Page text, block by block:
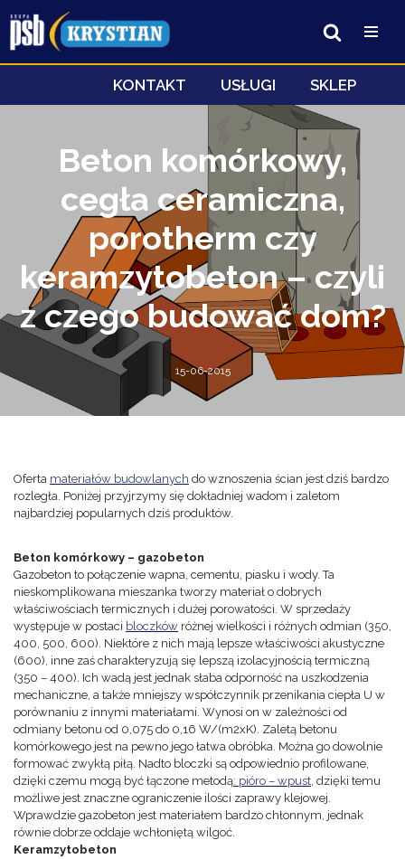
Przejdź
do
KONTAKT USŁUGI SKLEP
Beton komórkowy,
cegła ceramiczna,
porotherm czy
keramzytobeton – czyli
z czego budować dom?
15-06-2015
Oferta materiałów budowlanych do wznoszenia ścian jest dziś bardzo
rozległa. Poniżej przyjrzymy się dokładniej wadom i zaletom
najbardziej popularnych dziś produktów.
Beton komórkowy – gazobeton
Gazobeton to połączenie wapna, cementu, piasku i wody. Ta
nieskomplikowana mieszanka tworzy materiał o dobrych
właściwościach termicznych i dużej porowatości. W sprzedaży
występuje w postaci bloczków różnej wielkości i różnych odmian (350,
400, 500, 600). Niektóre z nich mają lepsze właściwości akustyczne
(600), inne zaś charakteryzują się lepszą izolacyjnością termiczną
(350 – 400). Ich wadą jest jednak słaba odporność na uszkodzenia
mechaniczne, a także mniejszy współczynnik przenikania ciepła U w
porównaniu z innymi materiałami. Wynosi on w zależności od
odmiany betonu od 0,075 do 0,16 W/(m2xK). Zaletą betonu
komórkowego jest na pewno jego łatwa obróbka. Można go dowolnie
formować zwykłą piłą. Nadto bloczki są odpowiednio profilowane,
dzięki czemu mogą być łączone metodą: pióro – wpust, dzięki temu
możliwe jest znaczne ograniczenie ilości zaprawy klejowej.
Wprawdzie gazobeton jest materiałem bardzo chłonnym, jednak
równie dobrze oddaje wchłoniętą wilgoć.
Keramzytobeton